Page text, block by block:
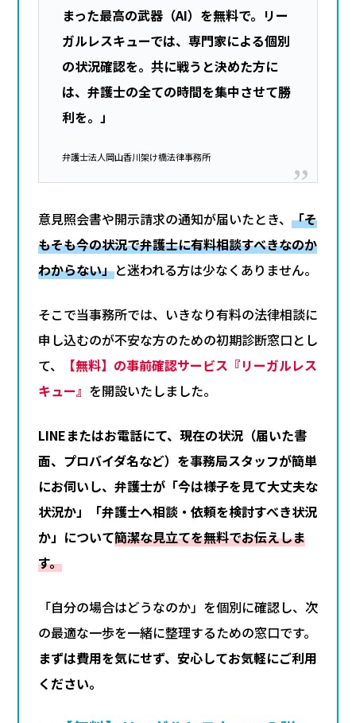
まった最高の武器（AI）を無料で。リー
ガルレスキューでは、専門家による個別
の状況確認を。共に戦うと決めた方に
は、弁護士の全ての時間を集中させて勝
利を。」
弁護士法人岡山香川架け橋法律事務所
意見照会書や開示請求の通知が届いたとき、 「そ
もそも今の状況で弁護士に有料相談すべきなのか
わからない」と迷われる方は少なくありません。
そこで当事務所では、いきなり有料の法律相談に
申し込むのが不安な方のための初期診断窓口とし
て、
【無料】の事前確認サービス『リーガルレス
キュー』 を開設いたしました。
LINEまたはお電話にて、現在の状況（届いた書
面、プロバイダ名など）を事務局スタッフが簡単
にお伺いし、弁護士が「今は様子を見て大丈夫な
状況か」「弁護士へ相談・依頼を検討すべき状況
か」について簡潔な見立てを無料でお伝えしま
す。
「自分の場合はどうなのか」を個別に確認し、次
の最適な一歩を一緒に整理するための窓口です。
まずは費用を気にせず、安心してお気軽にご利用
ください。